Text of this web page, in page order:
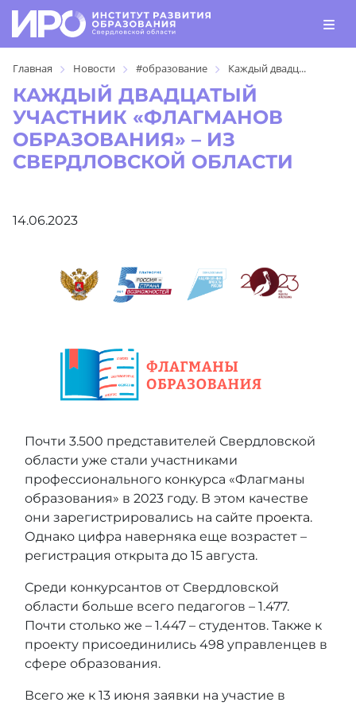
Главная Новости #образование Каждый двадц...
КАЖДЫЙ ДВАДЦАТЫЙ
УЧАСТНИК «ФЛАГМАНОВ
ОБРАЗОВАНИЯ» – ИЗ
СВЕРДЛОВСКОЙ ОБЛАСТИ
14.06.2023
Почти 3.500 представителей Свердловской
области уже стали участниками
профессионального конкурса «Флагманы
образования» в 2023 году. В этом качестве
они зарегистрировались на сайте проекта.
Однако цифра наверняка еще возрастет –
регистрация открыта до 15 августа.
Среди конкурсантов от Свердловской
области больше всего педагогов – 1.477.
Почти столько же – 1.447 – студентов. Также к
проекту присоединились 498 управленцев в
сфере образования.
Всего же к 13 июня заявки на участие в